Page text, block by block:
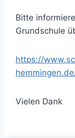
Bitte
Grundschule
https://www.s
Vielen Dank